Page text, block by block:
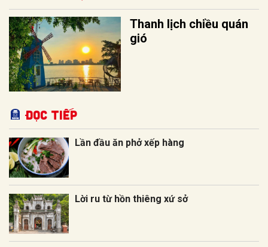
Thanh lịch chiều quán
gió
Đọc tiếp
Lần đầu ăn phở xếp hàng
Lời ru từ hồn thiêng xứ sở